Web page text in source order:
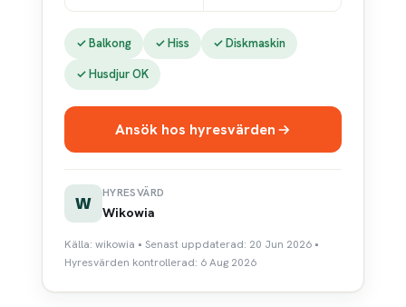
✓ Balkong ✓ Hiss
✓ Diskmaskin
✓ Husdjur OK
Ansök hos hyresvärden
W
HYRESVÄRD
Wikowia
Källa: wikowia • Senast uppdaterad: 20 Jun 2026 •
Hyresvärden kontrollerad: 6 Aug 2026